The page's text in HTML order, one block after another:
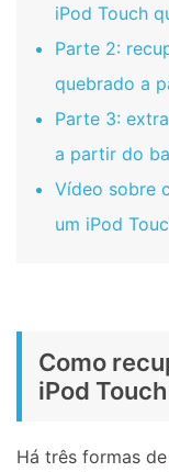
iPod Touch
Parte 2:
quebrado a
Parte 3:
a partir do
Vídeo sobre
um iPod
Como
iPod
Há três formas